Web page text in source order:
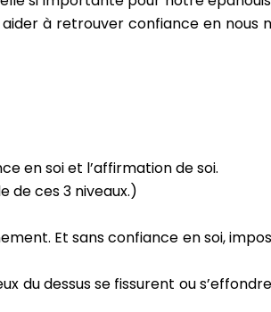
à retrouver confiance en nous
en soi et l’affirmation de soi.
de ces 3 niveaux.)
Et sans confiance en soi,
du dessus se fissurent ou